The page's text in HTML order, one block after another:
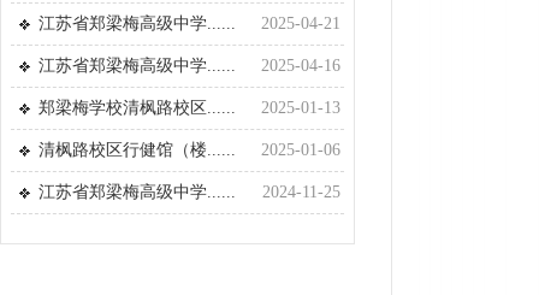
江苏省郑梁梅高级中学...... 2025-04-21
江苏省郑梁梅高级中学...... 2025-04-16
郑梁梅学校清枫路校区...... 2025-01-13
清枫路校区行健馆（楼...... 2025-01-06
江苏省郑梁梅高级中学...... 2024-11-25